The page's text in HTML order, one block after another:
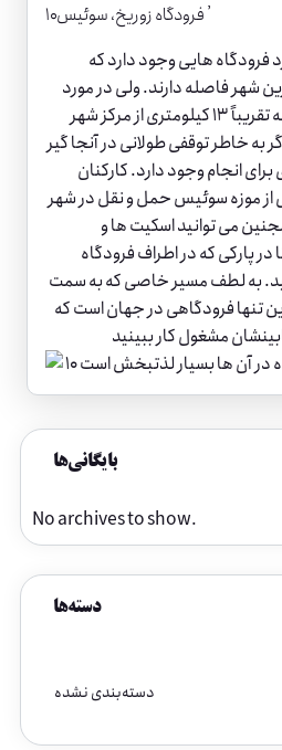
۱۰٫ فرودگاه زوریخ، سوئیس
فرودگاه هایی وجود دارد که
شهر فاصله دارند. ولی در مورد
فرودگاه زوریخ که در فاصله تقریباً ۱۳ کیلومتری از مرکز شهر
به خاطر توقفی طولانی در آنجا گیر
انجام وجود دارد. کارکنان
از موزه سوئیس حمل و نقل در شهر
می توانید اسکیت ها و
در پارکی که در اطراف فرودگاه
به لطف مسیر خاصی که به سمت
تنها فرودگاهی در جهان است که
بایگانی‌ها
No archives to show.
دسته‌ها
دسته‌بندی نشده